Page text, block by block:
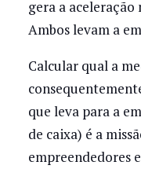
gera a aceleração
Ambos levam a
Calcular qual a
que leva para a
de caixa) é a
empreendedores